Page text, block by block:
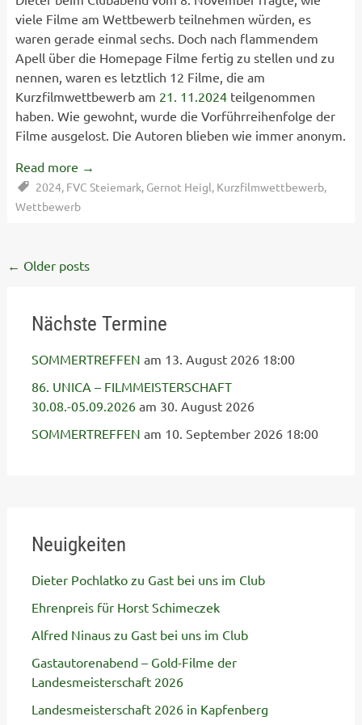
viele Filme am Wettbewerb teilnehmen würden, es
waren gerade einmal sechs. Doch nach flammendem
Apell über die Homepage Filme fertig zu stellen und zu
nennen, waren es letztlich 12 Filme, die am
Kurzfilmwettbewerb am 21. 11.2024teilgenommen
haben. Wie gewohnt, wurde die Vorführreihenfolge der
Filme ausgelost. Die Autoren blieben wie immer anonym.
Read more →
2024, FVC Steiemark, Gernot Heigl, Kurzfilmwettbewerb,
Wettbewerb
Posts
← Older posts
Nächste Termine
SOMMERTREFFEN am 13. August 2026 18:00
86. UNICA – FILMMEISTERSCHAFT
30.08.-05.09.2026am 30. August 2026
SOMMERTREFFEN am 10. September 2026 18:00
Neuigkeiten
Dieter Pochlatko zu Gast bei uns im Club
Ehrenpreis für Horst Schimeczek
Alfred Ninaus zu Gast bei uns im Club
Gastautorenabend – Gold-Filme der
Landesmeisterschaft 2026
Landesmeisterschaft 2026 in Kapfenberg